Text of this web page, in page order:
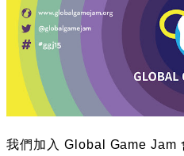
我們加入 Global Game Jam